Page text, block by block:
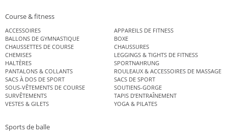
Course & fitness
ACCESSOIRES
APPAREILS DE FITNESS
BALLONS DE GYMNASTIQUE
BOXE
CHAUSSETTES DE COURSE
CHAUSSURES
CHEMISES
LEGGINGS & TIGHTS DE FITNESS
HALTÈRES
SPORTNAHRUNG
PANTALONS & COLLANTS
ROULEAUX & ACCESSOIRES DE MASSAGE
SACS À DOS DE SPORT
SACS DE SPORT
SOUS-VÊTEMENTS DE COURSE
SOUTIENS-GORGE
SURVÊTEMENTS
TAPIS D’ENTRAÎNEMENT
VESTES & GILETS
YOGA & PILATES
Sports de balle